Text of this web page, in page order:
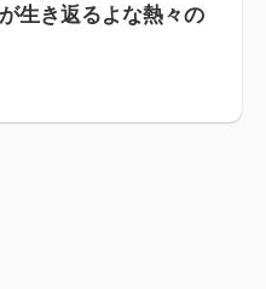
生き返るよな熱々の